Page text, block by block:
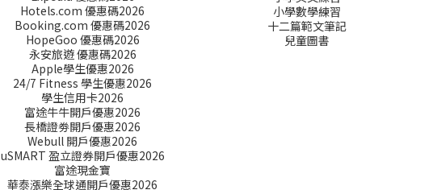
Hotels.com 優惠碼2026
Booking.com 優惠碼2026
HopeGoo 優惠碼2026
永安旅遊 優惠碼2026
Apple學生優惠2026
24/7 Fitness 學生優惠2026
學生信用卡2026
富途牛牛開戶優惠2026
長橋證劵開戶優惠2026
Webull 開戶優惠2026
uSMART 盈立證券開戶優惠2026
富途現金寶
華泰漲樂全球通開戶優惠2026
小學數學練習
十二篇範文筆記
兒童圖書